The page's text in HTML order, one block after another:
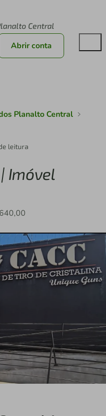
Central
Abrir conta
Planalto Central
leitura
Imóvel